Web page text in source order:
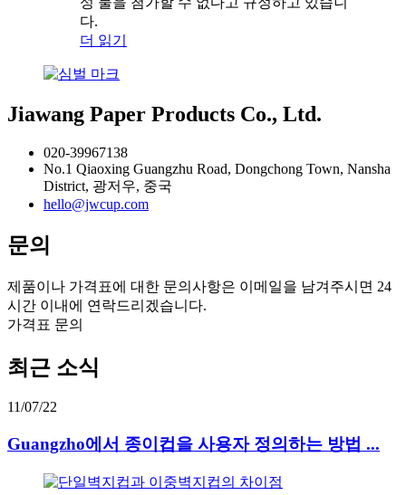
다.
더 읽기
Jiawang Paper Products Co., Ltd.
020-39967138
No.1 Qiaoxing Guangzhu Road, Dongchong Town, Nansha
District, 광저우, 중국
hello@jwcup.com
문의
제품이나 가격표에 대한 문의사항은 이메일을 남겨주시면 24
시간 이내에 연락드리겠습니다.
가격표 문의
최근 소식
11/07/22
Guangzho에서 종이컵을 사용자 정의하는 방법 ...